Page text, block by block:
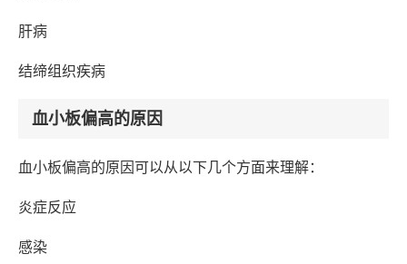
肝病
结缔组织疾病
血小板偏高的原因
血小板偏高的原因可以从以下几个方面来理解：
炎症反应
感染